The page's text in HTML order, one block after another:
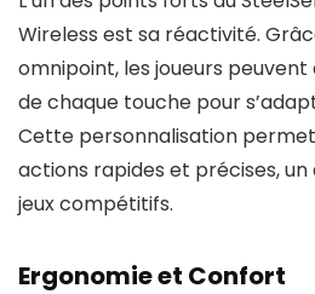
Wireless est sa réactivité.
omnipoint, les joueurs
de chaque touche pour
Cette personnalisation
actions rapides et précises,
jeux compétitifs.
Ergonomie et Confort